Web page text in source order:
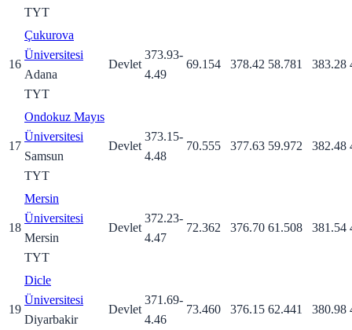
TYT
16
Çukurova
Üniversitesi
Adana
TYT
Devlet
373.93-
4.49
69.154 378.42 58.781 383.28
17
Ondokuz Mayıs
Üniversitesi
Samsun
TYT
Devlet
373.15-
4.48
70.555 377.63 59.972 382.48
18
Mersin
Üniversitesi
Mersin
TYT
Devlet
372.23-
4.47
72.362 376.70 61.508 381.54
19
Dicle
Üniversitesi
Diyarbakir
Devlet
371.69-
4.46
73.460 376.15 62.441 380.98